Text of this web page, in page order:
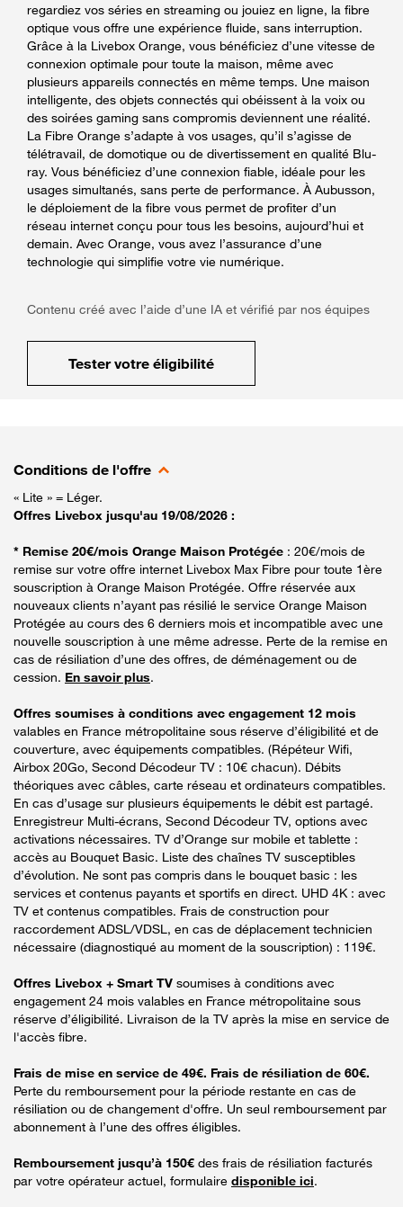
regardiez vos séries en streaming ou jouiez en ligne, la fibre
optique vous offre une expérience fluide, sans interruption.
Grâce à la Livebox Orange, vous bénéficiez d’une vitesse de
connexion optimale pour toute la maison, même avec
plusieurs appareils connectés en même temps. Une maison
intelligente, des objets connectés qui obéissent à la voix ou
des soirées gaming sans compromis deviennent une réalité.
La Fibre Orange s’adapte à vos usages, qu’il s’agisse de
télétravail, de domotique ou de divertissement en qualité Blu-
ray. Vous bénéficiez d’une connexion fiable, idéale pour les
usages simultanés, sans perte de performance. À Aubusson,
le déploiement de la fibre vous permet de profiter d’un
réseau internet conçu pour tous les besoins, aujourd’hui et
demain. Avec Orange, vous avez l’assurance d’une
technologie qui simplifie votre vie numérique.
Contenu créé avec l’aide d’une IA et vérifié par nos équipes
Tester votre éligibilité
Conditions de l'offre
« Lite » = Léger.
Offres Livebox jusqu'au 19/08/2026 :
* Remise 20€/mois Orange Maison Protégée : 20€/mois de
remise sur votre offre internet Livebox Max Fibre pour toute 1ère
souscription à Orange Maison Protégée. Offre réservée aux
nouveaux clients n’ayant pas résilié le service Orange Maison
Protégée au cours des 6 derniers mois et incompatible avec une
nouvelle souscription à une même adresse. Perte de la remise en
cas de résiliation d’une des offres, de déménagement ou de
cession. En savoir plus.
Offres soumises à conditions avec engagement 12 mois
valables en France métropolitaine sous réserve d’éligibilité et de
couverture, avec équipements compatibles. (Répéteur Wifi,
Airbox 20Go, Second Décodeur TV : 10€ chacun). Débits
théoriques avec câbles, carte réseau et ordinateurs compatibles.
En cas d’usage sur plusieurs équipements le débit est partagé.
Enregistreur Multi-écrans, Second Décodeur TV, options avec
activations nécessaires. TV d’Orange sur mobile et tablette :
accès au Bouquet Basic. Liste des chaînes TV susceptibles
d’évolution. Ne sont pas compris dans le bouquet basic : les
services et contenus payants et sportifs en direct. UHD 4K : avec
TV et contenus compatibles. Frais de construction pour
raccordement ADSL/VDSL, en cas de déplacement technicien
nécessaire (diagnostiqué au moment de la souscription) : 119€.
Offres Livebox + Smart TV soumises à conditions avec
engagement 24 mois valables en France métropolitaine sous
réserve d’éligibilité. Livraison de la TV après la mise en service de
l'accès fibre.
Frais de mise en service de 49€. Frais de résiliation de 60€.
Perte du remboursement pour la période restante en cas de
résiliation ou de changement d'offre. Un seul remboursement par
abonnement à l’une des offres éligibles.
Remboursement jusqu’à 150€ des frais de résiliation facturés
par votre opérateur actuel, formulaire disponible ici.